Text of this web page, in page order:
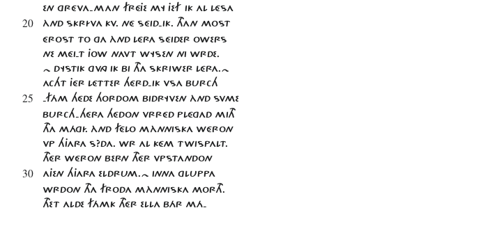
EN GRÉVA-MAN FRÉJE MY JEF IK AL LÉSA
20
ÀND SKRÍVA KV. NÉ SÉID-IK. THAN MOST
ÉROST TO GA ÀND LÉRA SÉIDER OWERS
NE MÉI-T JOW NAVT WYSEN NI WRDE.
~ DYSTIK GVNG IK BI THA SKRIWER LÉRA.~
ACHT JÉR LÉTTER HÉRD-IK VSA BURCH
25
-FÁM HÉDE HORDOM BIDRYVEN ÀND SVME
BURCH-HÉRA HÉDON VRRÉD PLÉGAD MITH
THA MÁGÍ. ÀND FÉLO MÀNNISKA WÉRON
VP HJARA S?DA. WR AL KÉM TWISPALT.
THÉR WÉRON BERN THÉR VPSTANDON
30
AJEN HJARA ELDRUM.~ INNA GLUPPA
WRDON THA FRODA MÀNNISKA MORTH.
THET ALDE FÁMK THÉR ELLA BÁR MÁ-